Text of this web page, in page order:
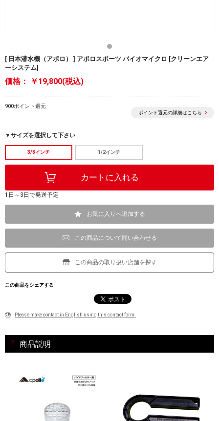
[ 日本潜水機（アポロ） ] アポロスポーツ バイオマイクロ [クリーンエア
ーシステム]
価格： ￥19,800(税込)
900ポイント還元
ポイント還元の詳細はこちら
▼サイズを選択して下さい
3/8インチ 1/2インチ
1日～3日で発送予定
お気に入りへ追加する
この商品について問い合わせる
この商品の取り扱い店舗を探す
この商品をシェアする
Please make contact in English using this contact form.
商品説明